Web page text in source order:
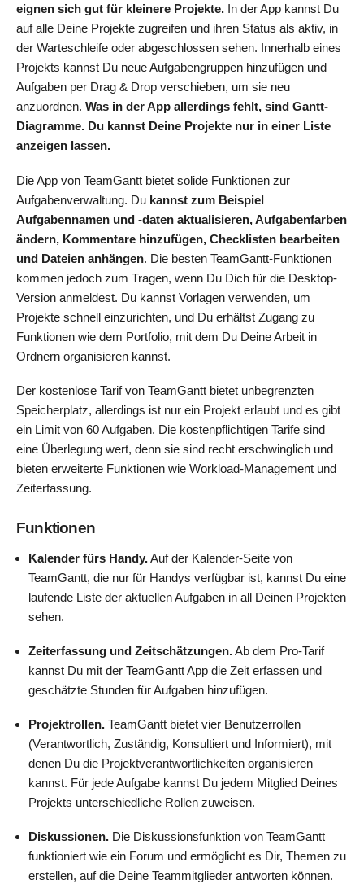
eignen sich gut für kleinere Projekte. In der App kannst Du
auf alle Deine Projekte zugreifen und ihren Status als aktiv, in
der Warteschleife oder abgeschlossen sehen. Innerhalb eines
Projekts kannst Du neue Aufgabengruppen hinzufügen und
Aufgaben per Drag & Drop verschieben, um sie neu
anzuordnen. Was in der App allerdings fehlt, sind Gantt-
Diagramme. Du kannst Deine Projekte nur in einer Liste
anzeigen lassen.
Die App von TeamGantt bietet solide Funktionen zur
Aufgabenverwaltung. Du kannst zum Beispiel
Aufgabennamen und -daten aktualisieren, Aufgabenfarben
ändern, Kommentare hinzufügen, Checklisten bearbeiten
und Dateien anhängen. Die besten TeamGantt-Funktionen
kommen jedoch zum Tragen, wenn Du Dich für die Desktop-
Version anmeldest. Du kannst Vorlagen verwenden, um
Projekte schnell einzurichten, und Du erhältst Zugang zu
Funktionen wie dem Portfolio, mit dem Du Deine Arbeit in
Ordnern organisieren kannst.
Der kostenlose Tarif von TeamGantt bietet unbegrenzten
Speicherplatz, allerdings ist nur ein Projekt erlaubt und es gibt
ein Limit von 60 Aufgaben. Die kostenpflichtigen Tarife sind
eine Überlegung wert, denn sie sind recht erschwinglich und
bieten erweiterte Funktionen wie Workload-Management und
Zeiterfassung.
Funktionen
Kalender fürs Handy.Auf der Kalender-Seite von
TeamGantt, die nur für Handys verfügbar ist, kannst Du eine
laufende Liste der aktuellen Aufgaben in all Deinen Projekten
sehen.
Zeiterfassung und Zeitschätzungen.Ab dem Pro-Tarif
kannst Du mit der TeamGantt App die Zeit erfassen und
geschätzte Stunden für Aufgaben hinzufügen.
Projektrollen. TeamGantt bietet vier Benutzerrollen
(Verantwortlich, Zuständig, Konsultiert und Informiert), mit
denen Du die Projektverantwortlichkeiten organisieren
kannst. Für jede Aufgabe kannst Du jedem Mitglied Deines
Projekts unterschiedliche Rollen zuweisen.
Diskussionen. Die Diskussionsfunktion von TeamGantt
funktioniert wie ein Forum und ermöglicht es Dir, Themen zu
erstellen, auf die Deine Teammitglieder antworten können.